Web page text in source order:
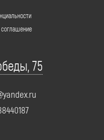
соглашение
75